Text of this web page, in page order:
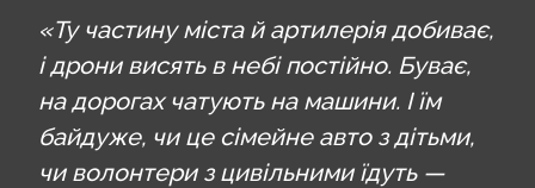
«Ту частину міста й артилерія добиває,
і дрони висять в небі постійно. Буває,
на дорогах чатують на машини. І їм
байдуже, чи це сімейне авто з дітьми,
чи волонтери з цивільними їдуть —